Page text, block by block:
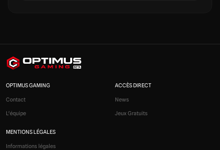
OPTIMUS GAMING
Contact
L'équipe
ACCÈS DIRECT
News
Jeux Gratuits
MENTIONS LÉGALES
Informations légales